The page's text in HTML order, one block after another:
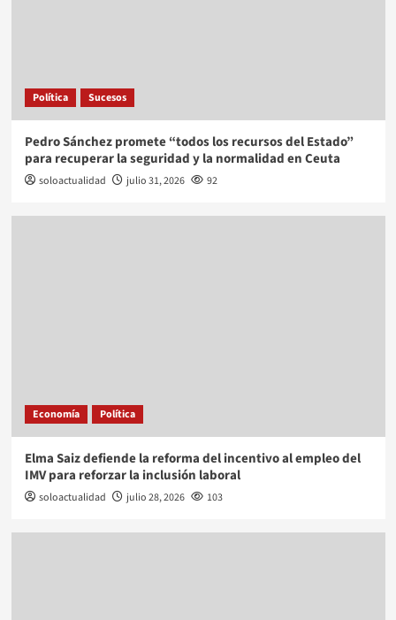
Política Sucesos
Pedro Sánchez promete “todos los recursos del Estado”
para recuperar la seguridad y la normalidad en Ceuta
soloactualidad julio 31, 2026 92
Economía Política
Elma Saiz defiende la reforma del incentivo al empleo del
IMV para reforzar la inclusión laboral
soloactualidad julio 28, 2026 103